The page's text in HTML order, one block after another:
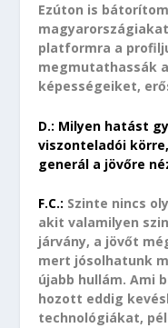
Ezúton is
platformra a
megmutathassák
képességeiket,
D.: Milyen hatást
viszonteladói
generál a jövőre
F.C.: Szinte nincs
akit valamilyen
járvány, a jövőt
mert jósolhatunk
újabb hullám. Ami
hozott eddig
technológiákat,